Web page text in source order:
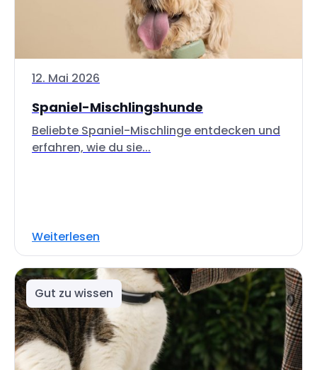
12. Mai 2026
Spaniel-Mischlingshunde
Beliebte Spaniel-Mischlinge entdecken und
erfahren, wie du sie...
Weiterlesen
Gut zu wissen